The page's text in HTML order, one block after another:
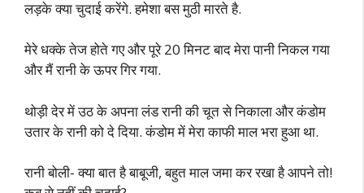
लड़के क्या चुदाई करेंगे. हमेशा बस मुठी मारते है.
मेरे धक्के तेज होते गए और पूरे 20 मिनट बाद मेरा पानी निकल गया
और मैं रानी के ऊपर गिर गया.
थोड़ी देर में उठ के अपना लंड रानी की चूत से निकाला और कंडोम
उतार के रानी को दे दिया. कंडोम में मेरा काफी माल भरा हुआ था.
रानी बोली- क्या बात है बाबूजी, बहुत माल जमा कर रखा है आपने तो!